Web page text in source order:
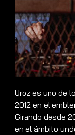
Uroz es uno de
2012 en el
Girando desde
en el ámbito